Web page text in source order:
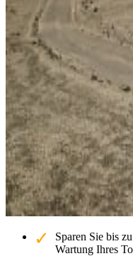
Sparen Sie bis zu
Wartung Ihres